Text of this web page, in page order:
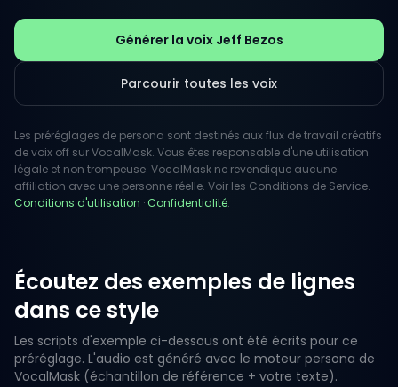
herbe que les esprits curieux.
Générer la voix Jeff Bezos
Parcourir toutes les voix
Les préréglages de persona sont destinés aux flux de travail créatifs
de voix off sur VocalMask. Vous êtes responsable d'une utilisation
légale et non trompeuse. VocalMask ne revendique aucune
affiliation avec une personne réelle. Voir les Conditions de Service.
Conditions d'utilisation ·Confidentialité.
Écoutez des exemples de lignes
dans ce style
Les scripts d'exemple ci-dessous ont été écrits pour ce
préréglage. L'audio est généré avec le moteur persona de
VocalMask (échantillon de référence + votre texte).